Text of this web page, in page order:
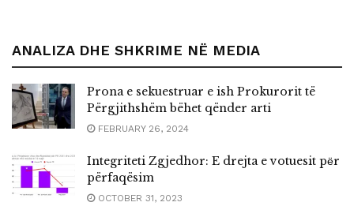
ANALIZA DHE SHKRIME NË MEDIA
Prona e sekuestruar e ish Prokurorit të
Përgjithshëm bëhet qënder arti
FEBRUARY 26, 2024
Integriteti Zgjedhor: E drejta e votuesit pёr
përfaqësim
OCTOBER 31, 2023